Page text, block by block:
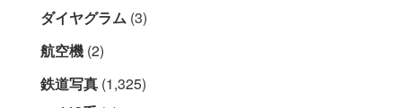
ダイヤグラム (3)
航空機 (2)
鉄道写真 (1,325)